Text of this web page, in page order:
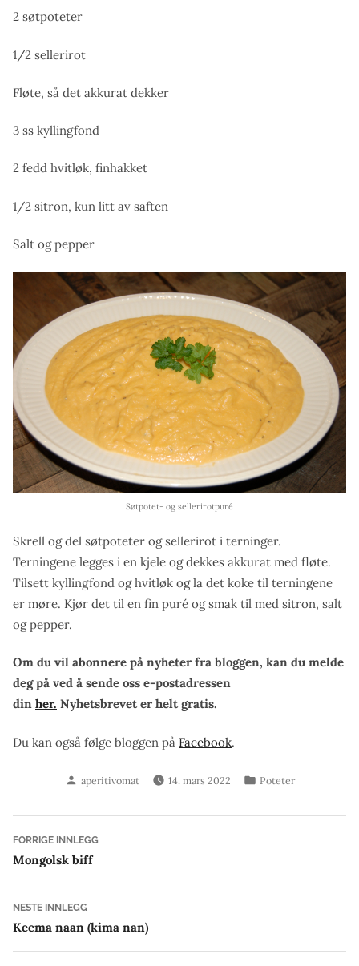
2 søtpoteter
1/2 sellerirot
Fløte, så det akkurat dekker
3 ss kyllingfond
2 fedd hvitløk, finhakket
1/2 sitron, kun litt av saften
Salt og pepper
Søtpotet- og sellerirotpuré
Skrell og del søtpoteter og sellerirot i terninger.
Terningene legges i en kjele og dekkes akkurat med fløte.
Tilsett kyllingfond og hvitløk og la det koke til terningene
er møre. Kjør det til en fin puré og smak til med sitron, salt
og pepper.
Om du vil abonnere på nyheter fra bloggen, kan du melde
deg på ved å sende oss e-postadressen
din her. Nyhetsbrevet er helt gratis.
Du kan også følge bloggen på Facebook.
Skrevet
aperitivomat 14. mars 2022
Publisert
Poteter
Innleggsnavigasjon
FORRIGE INNLEGGForrige
Mongolsk biff
NESTE INNLEGGNeste
innlegg:
Keema naan (kima nan)